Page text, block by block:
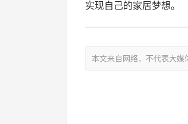
实现自己的家居梦想。
本文来自网络，不代表大媒